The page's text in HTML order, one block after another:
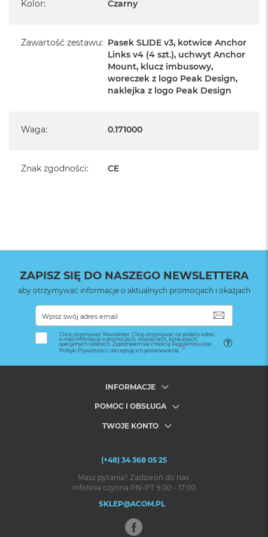
kotwice Anchor Links v4 (4 szt.),
uchwyt Anchor Mount,
Kolor: Czarny
Zawartość zestawu: Pasek SLIDE v3, kotwice Anchor
Links v4 (4 szt.), uchwyt Anchor
Mount, klucz imbusowy,
woreczek z logo Peak Design,
naklejka z logo Peak Design
Waga: 0.171000
Znak zgodności: CE
ZAPISZ SIĘ DO NASZEGO NEWSLETTERA
aby otrzymywać informacje o aktualnych promocjach i okazjach
Chcę otrzymywać Newsletter. Chcę otrzymywać na podany adres
e-mail informacje o promocjach, nowościach, konkursach,
specjalnych rabatach. Zapoznałem się z treścią Regulaminu oraz
Polityki Prywatności i akceptuję ich postanowienia.
INFORMACJE
POMOC I OBSŁUGA
TWOJE KONTO
(+48) 34 368 05 25
Masz pytania? Zadzwoń do nas.
Infolinia czynna PN-PT 9.00 - 17.00
SKLEP@ACOM.PL